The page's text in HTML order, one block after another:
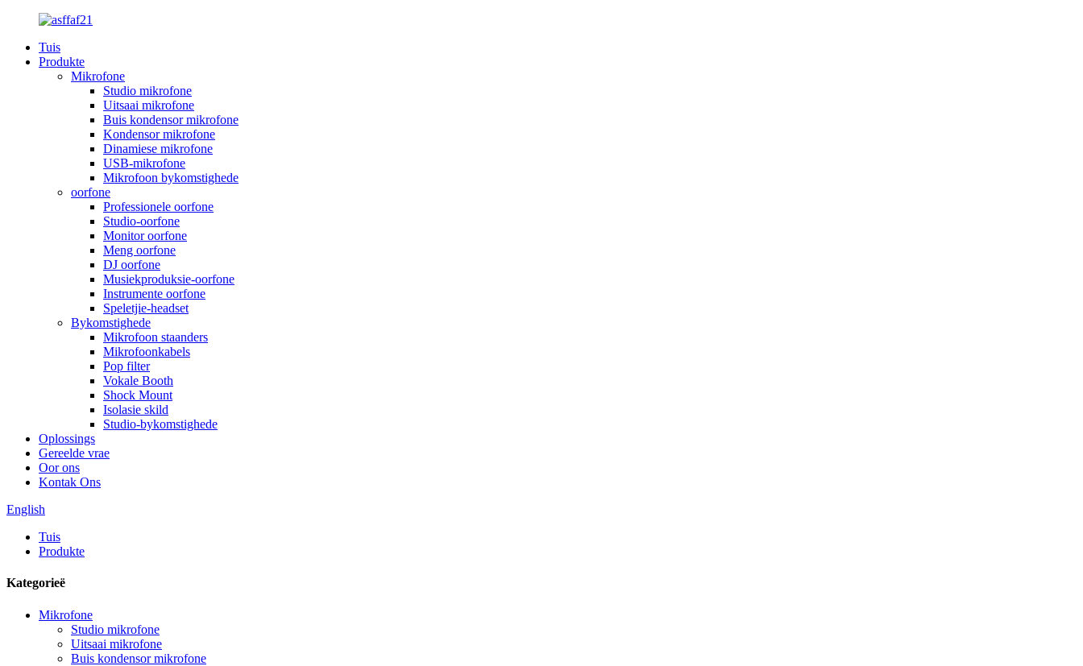
Tuis
Produkte
Mikrofone
Studio mikrofone
Uitsaai mikrofone
Buis kondensor mikrofone
Kondensor mikrofone
Dinamiese mikrofone
USB-mikrofone
Mikrofoon bykomstighede
oorfone
Professionele oorfone
Studio-oorfone
Monitor oorfone
Meng oorfone
DJ oorfone
Musiekproduksie-oorfone
Instrumente oorfone
Speletjie-headset
Bykomstighede
Mikrofoon staanders
Mikrofoonkabels
Pop filter
Vokale Booth
Shock Mount
Isolasie skild
Studio-bykomstighede
Oplossings
Gereelde vrae
Oor ons
Kontak Ons
English
Tuis
Produkte
Kategorieë
Mikrofone
Studio mikrofone
Uitsaai mikrofone
Buis kondensor mikrofone